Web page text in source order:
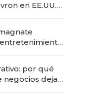
en EE.UU. y
por qué
negocios dejan